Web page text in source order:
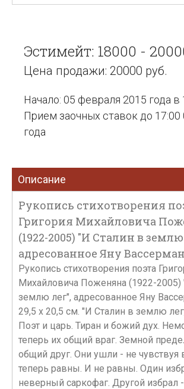
Эстимейт: 18000 -
Цена продажи: 20000 руб.
Начало: 05 февраля 2015 года в
Прием заочных ставок до
года
Описание
Рукопись стихотворения
Григория Михайловича
(1922-2005) "И Сталин в землю
адресованное Яну
Рукопись стихотворения поэта
Михайловича Поженяна (1922-2005)
землю лег", адресованное Яну
29,5 х 20,5 см. "И Сталин в землю
Поэт и царь. Тиран и божий дух.
теперь их общий враг. Земной
общий друг. Они ушли - не чувствуя
теперь равны. И не равны. Один
неверный саркофаг. Другой избрал